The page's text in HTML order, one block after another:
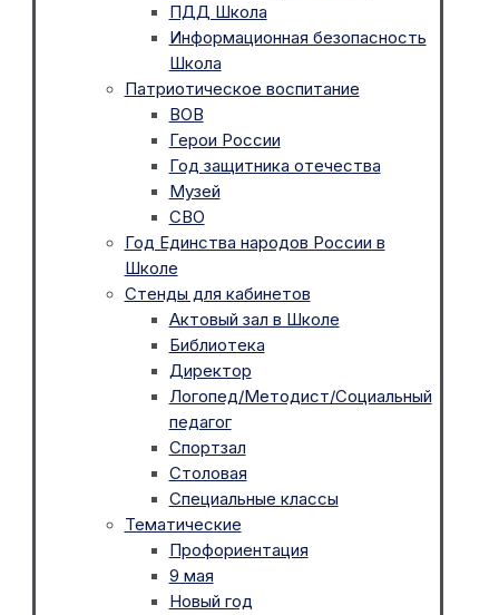
ПДД Школа
Информационная безопасность
Школа
Патриотическое воспитание
ВОВ
Герои России
Год защитника отечества
Музей
СВО
Год Единства народов России в
Школе
Стенды для кабинетов
Актовый зал в Школе
Библиотека
Директор
Логопед/Методист/Социальный
педагог
Спортзал
Столовая
Специальные классы
Тематические
Профориентация
9 мая
Новый год